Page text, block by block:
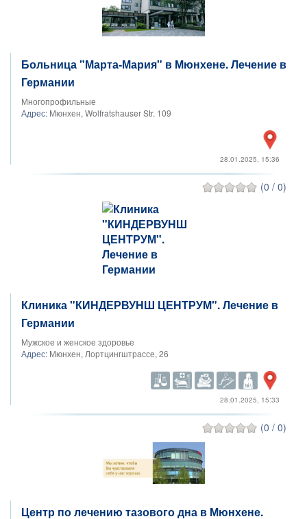
Больница "Марта-Мария" в Мюнхене. Лечение в
Германии
Многопрофильные
Адрес: Мюнхен, Wolfratshauser Str. 109
28.01.2025, 15:36
(0 / 0)
Клиника "КИНДЕРВУНШ ЦЕНТРУМ". Лечение в
Германии
Мужское и женское здоровье
Адрес: Мюнхен, Лортцингштрассе, 26
28.01.2025, 15:33
(0 / 0)
Центр по лечению тазового дна в Мюнхене.